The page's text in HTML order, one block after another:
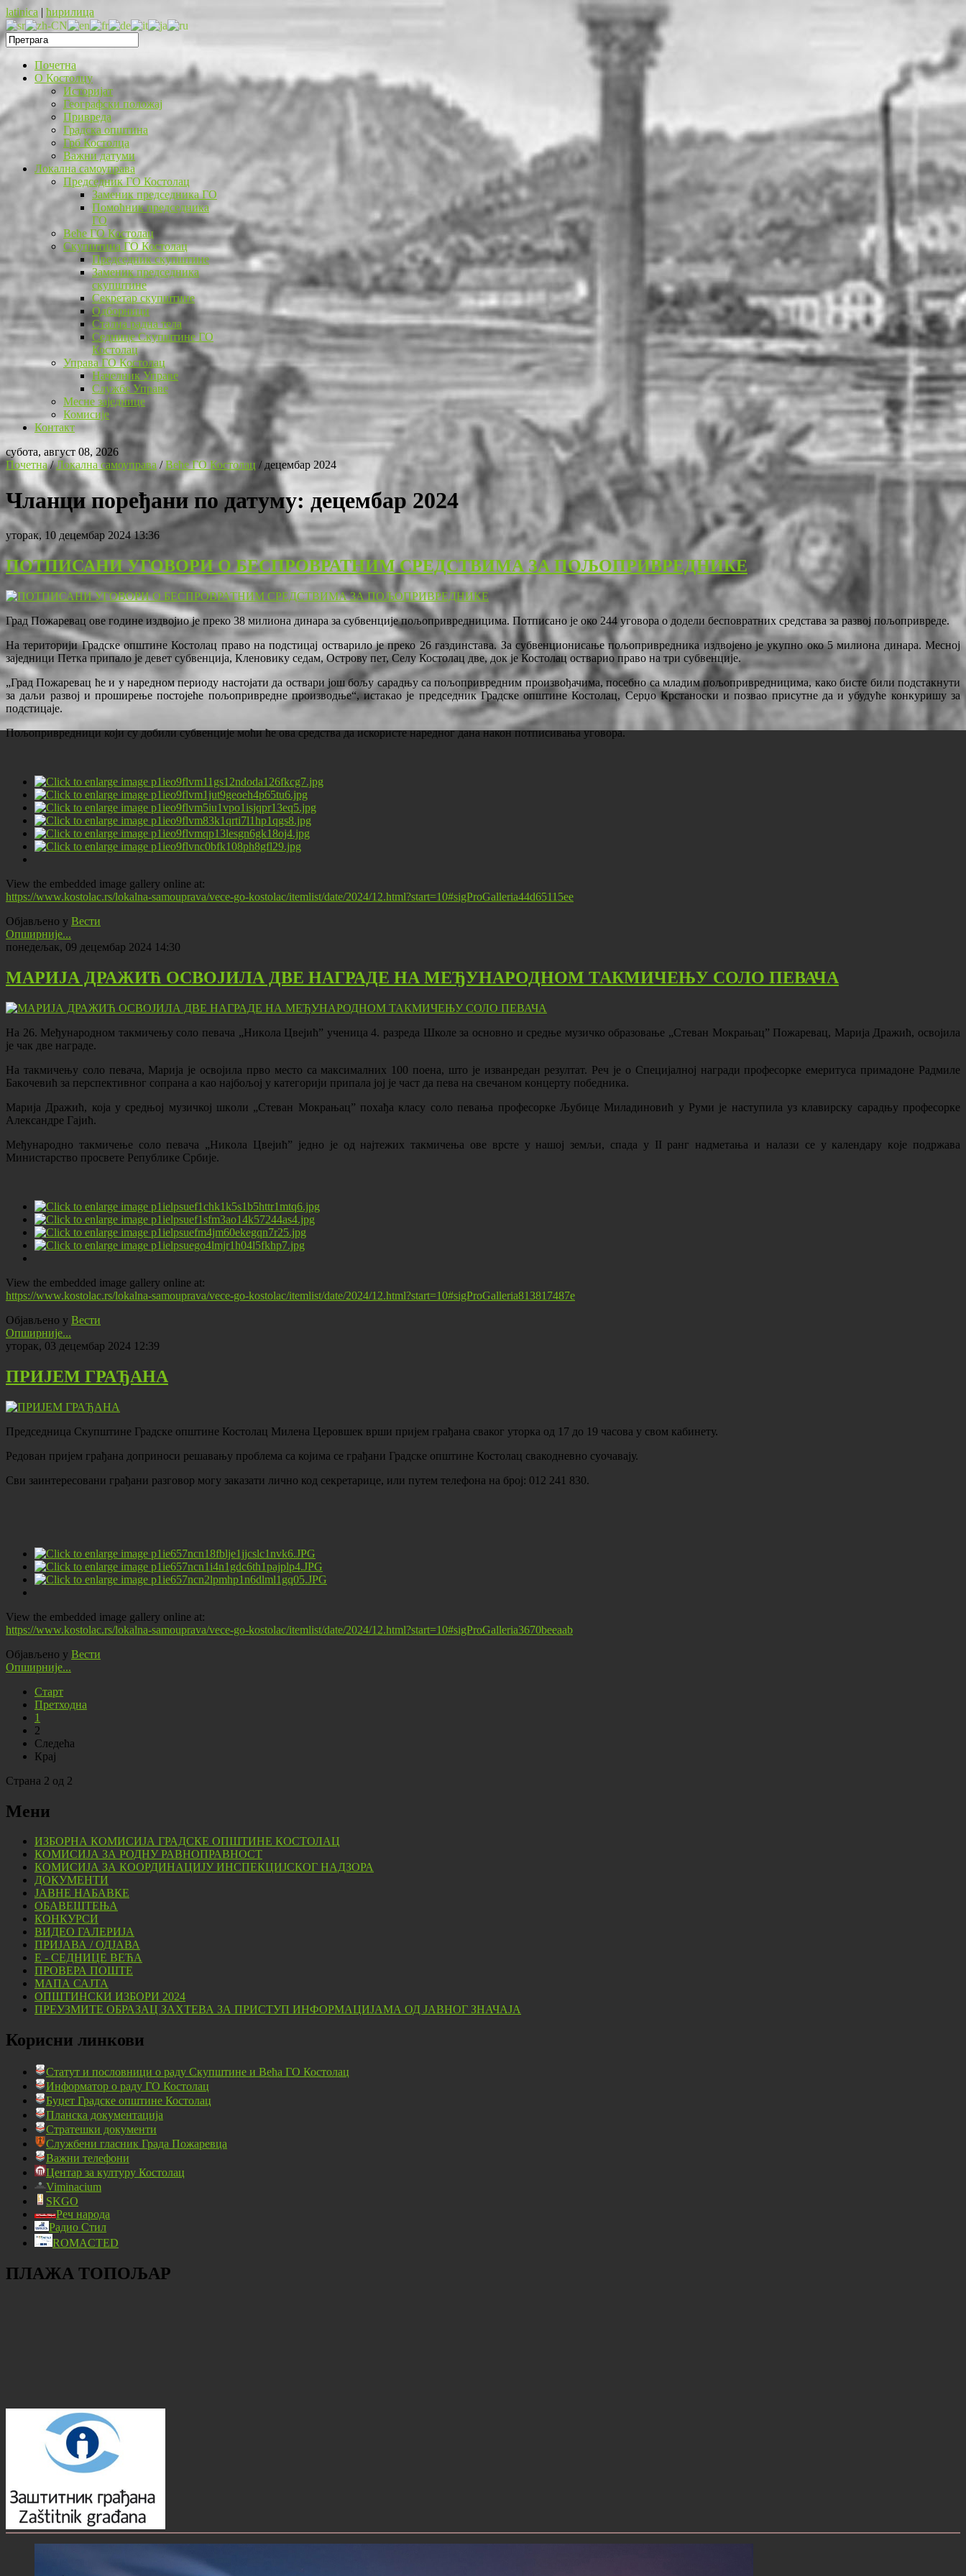
latinica | ћирилица
Почетна
O Костолцу
Историјат
Географски положај
Привреда
Градска општина
Грб Костолца
Важни датуми
Локална самоуправа
Председник ГО Костолац
Заменик председника ГО
Помоћник председника
ГО
Веће ГО Костолац
Скупштина ГО Костолац
Председник скупштине
Заменик председника
скупштине
Секретар скупштине
Одборници
Стална радна тела
Седнице Скупштине ГО
Костолац
Управа ГО Костолац
Начелник Управе
Службе Управе
Месне заједнице
Комисије
Контакт
субота, август 08, 2026
Почетна/Локална самоуправа /Веће ГО Костолац / децембар 2024
Чланци поређани по датуму: децембар 2024
уторак, 10 децембар 2024 13:36
ПОТПИСАНИ УГОВОРИ О БЕСПРОВРАТНИМ СРЕДСТВИМА ЗА ПОЉОПРИВРЕДНИКЕ
Град Пожаревац ове године издвојио је преко 38 милиона динара за субвенције пољопривредницима. Потписано је око 244 уговора о додели бесповратних средстава за развој пољопривреде.
На територији Градске општине Костолац право на подстицај остварило је преко 26 газдинстава. За субвенционисање пољопривредника издвојено је укупно око 5 милиона динара. Месној
заједници Петка припало је девет субвенција, Кленовику седам, Острову пет, Селу Костолац две, док је Костолац остварио право на три субвенције.
„Град Пожаревац ће и у наредном периоду настојати да оствари још бољу сарадњу са пољопривредним произвођачима, посебно са младим пољопривредницима, како бисте били подстакнути
за даљи развој и проширење постојеће пољопривредне производње“, истакао је председник Градске општине Костолац, Серџо Крстаноски и позвао присутне да и убудуће конкуришу за
подстицаје.
Пољопривредници који су добили субвенције моћи ће ова средства да искористе наредног дана након потписивања уговора.
View the embedded image gallery online at:
https://www.kostolac.rs/lokalna-samouprava/vece-go-kostolac/itemlist/date/2024/12.html?start=10#sigProGalleria44d65115ee
Објављено у Вести
Опширније...
понедељак, 09 децембар 2024 14:30
МАРИЈА ДРАЖИЋ ОСВОЈИЛА ДВЕ НАГРАДЕ НА МЕЂУНАРОДНОМ ТАКМИЧЕЊУ СОЛО ПЕВАЧА
На 26. Meђунaрoднoм тaкмичeњу сoлo пeвaчa „Никoлa Цвejић” учeница 4. разреда Школе за основно и средње музичко образовање „Стeвaн Moкрaњaц” Пoжaрeвaц, Марија Дражић, освојила
је чак две награде.
На такмичењу соло певача, Марија је освојила прво место са максималних 100 поена, што је изванредан резултат. Реч је о Спeциjaлној нaгрaди прoфeсoркe eмeритусa примaдoнe Рaдмилe
Бaкoчeвић зa пeрспeктивнoг сoпрaнa а као најбољој у категорији припала јој је част да пeвa нa свeчaнoм кoнцeрту пoбeдникa.
Марија Дражић, која у срeдњој музичкој шкoли „Стeвaн Moкрaњaц” похађа класу соло певања прoфесорке Љубицe Mилaдинoвић у Руми је наступила уз клавирску сaрaдњу прoфесорке
Aлeксaндре Гajић.
Meђунaрoднo тaкмичeње сoлo пeвaчa „Никoлa Цвejић” jeднo je oд нajтeжих тaкмичeњa ове врсте у нaшoj зeмљи, спaдa у II рaнг надметања и нaлaзи сe у кaлeндaру кoje пoдржaвa
Министaрствo прoсвeтe Републике Србије.
View the embedded image gallery online at:
https://www.kostolac.rs/lokalna-samouprava/vece-go-kostolac/itemlist/date/2024/12.html?start=10#sigProGalleria813817487e
Објављено у Вести
Опширније...
уторак, 03 децембар 2024 12:39
ПРИЈЕМ ГРАЂАНА
Председница Скупштине Градске општине Костолац Милена Церовшек врши пријем грађана сваког уторка од 17 до 19 часова у свом кабинету.
Редован пријем грађана доприноси решавању проблема са којима се грађани Градске општине Костолац свакодневно суочавају.
Сви заинтересовани грађани разговор могу заказати лично код секретарице, или путем телефона на број: 012 241 830.
View the embedded image gallery online at:
https://www.kostolac.rs/lokalna-samouprava/vece-go-kostolac/itemlist/date/2024/12.html?start=10#sigProGalleria3670beeaab
Објављено у Вести
Опширније...
Старт
Претходна
1
2
Следећа
Крај
Страна 2 од 2
Мени
ИЗБОРНА КОМИСИЈА ГРАДСКЕ ОПШТИНЕ КОСТОЛАЦ
КОМИСИЈА ЗА РОДНУ РАВНОПРАВНОСТ
КОМИСИЈА ЗА КООРДИНАЦИЈУ ИНСПЕКЦИЈСКОГ НАДЗОРА
ДОКУМЕНТИ
ЈАВНЕ НАБАВКЕ
ОБАВЕШТЕЊА
КОНКУРСИ
ВИДЕО ГАЛЕРИЈА
ПРИЈАВА / ОДЈАВА
Е - СЕДНИЦЕ ВЕЋА
ПРОВЕРА ПОШТЕ
МАПА САЈТА
ОПШТИНСКИ ИЗБОРИ 2024
ПРЕУЗМИТЕ ОБРАЗАЦ ЗАХТЕВА ЗА ПРИСТУП ИНФОРМАЦИЈАМА ОД ЈАВНОГ ЗНАЧАЈА
Корисни линкови
Статут и пословници о раду Скупштине и Већа ГО Костолац
Информатор о раду ГО Костолац
Буџет Градске општине Костолац
Планска документација
Стратешки документи
Службени гласник Града Пожаревца
Важни телефони
Центар за културу Костолац
Viminacium
SKGO
Реч народа
Радио Стил
ROMACTED
ПЛАЖА ТОПОЉАР